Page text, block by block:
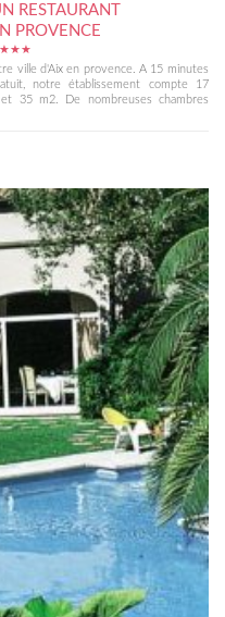
RESTAURANT
PROVENCE
★★★★
ville d'Aix en provence. A 15 minutes
notre établissement compte 17
35 m2. De nombreuses chambres